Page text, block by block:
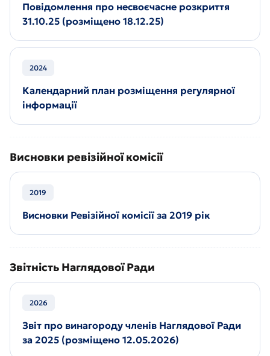
Повідомлення про несвоєчасне розкриття
31.10.25 (розміщено 18.12.25)
2024
Календарний план розміщення регулярної
інформації
Висновки ревізійної комісії
2019
Висновки Ревізійної комісії за 2019 рік
Звітність Наглядової Ради
2026
Звіт про винагороду членів Наглядової Ради
за 2025 (розміщено 12.05.2026)